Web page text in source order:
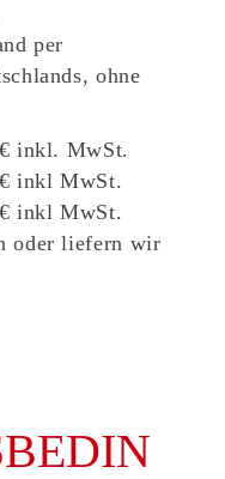
per
ohne
inkl. MwSt.
inkl MwSt.
inkl MwSt.
oder liefern wir